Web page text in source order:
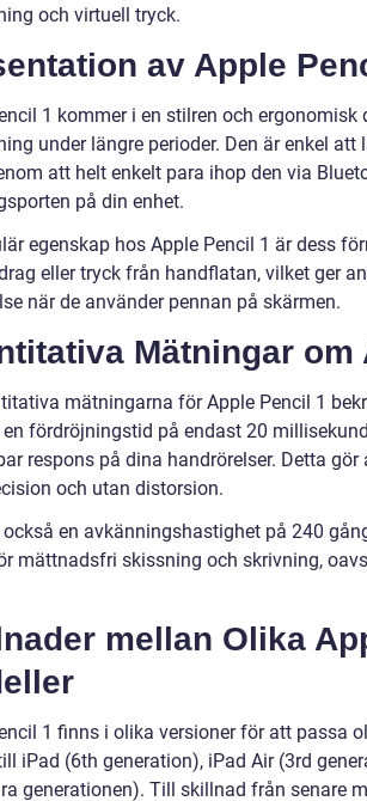
och virtuell tryck.
av Apple
1 kommer i en stilren och
under längre perioder. Den är enkel
att helt enkelt para ihop den via
på din enhet.
egenskap hos Apple Pencil 1 är dess
eller tryck från handflatan, vilket ger
när de använder pennan på skärmen.
Mätningar om
mätningarna för Apple Pencil 1
en fördröjningstid på endast 20
respons på dina handrörelser. Detta
och utan distorsion.
också en avkänningshastighet på 240
mättnadsfri skissning och skrivning,
mellan Olika
1 finns i olika versioner för att passa
iPad (6th generation), iPad Air (3rd
generationen). Till skillnad från senare